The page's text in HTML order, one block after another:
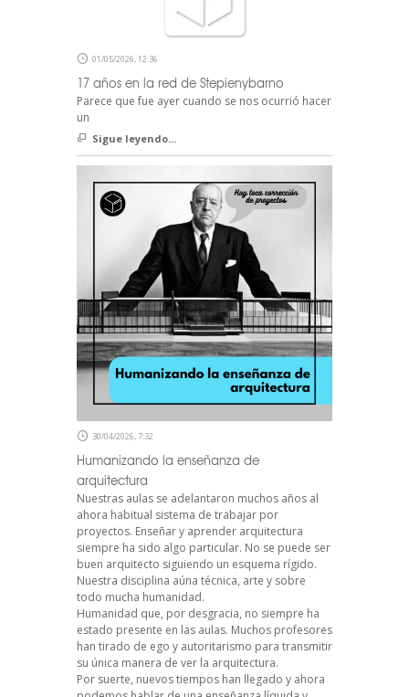
01/05/2026, 12:36
17 años en la red de Stepienybarno
Parece que fue ayer cuando se nos ocurrió hacer
un
Sigue leyendo...
30/04/2026, 7:32
Humanizando la enseñanza de
arquitectura
Nuestras aulas se adelantaron muchos años al
ahora habitual sistema de trabajar por
proyectos. Enseñar y aprender arquitectura
siempre ha sido algo particular. No se puede ser
buen arquitecto siguiendo un esquema rígido.
Nuestra disciplina aúna técnica, arte y sobre
todo mucha humanidad.
Humanidad que, por desgracia, no siempre ha
estado presente en las aulas. Muchos profesores
han tirado de ego y autoritarismo para transmitir
su única manera de ver la arquitectura.
Por suerte, nuevos tiempos han llegado y ahora